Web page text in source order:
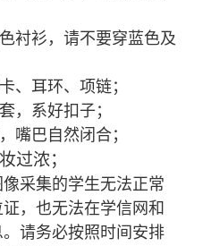
衬衫，请不要穿蓝色及
、耳环、项链；
，系好扣子；
嘴巴自然闭合；
过浓；
采集的学生无法正常
，也无法在学信网和
请务必按照时间安排